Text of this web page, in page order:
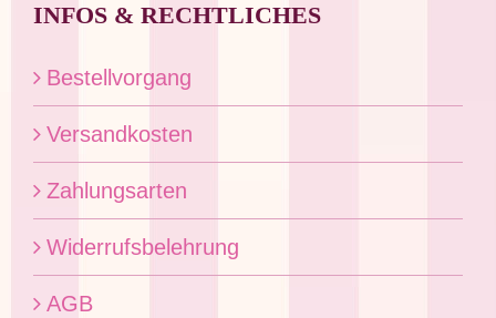
INFOS & RECHTLICHES
Bestellvorgang
Versandkosten
Zahlungsarten
Widerrufsbelehrung
AGB